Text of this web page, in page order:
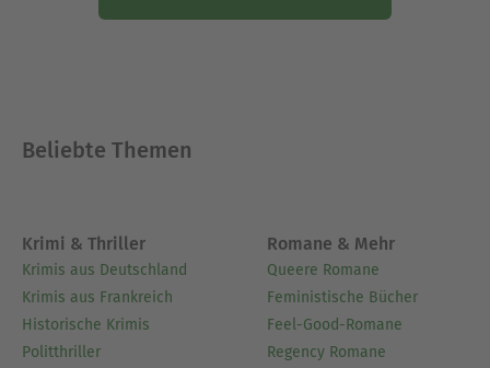
Beliebte Themen
Krimi & Thriller
Krimis aus Deutschland
Krimis aus Frankreich
Historische Krimis
Politthriller
Romane & Mehr
Queere Romane
Feministische Bücher
Feel-Good-Romane
Regency Romane